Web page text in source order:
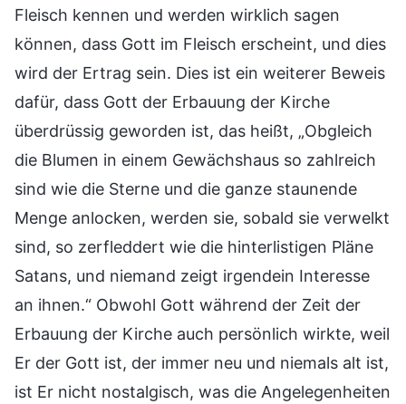
Fleisch kennen und werden wirklich sagen
können, dass Gott im Fleisch erscheint, und dies
wird der Ertrag sein. Dies ist ein weiterer Beweis
dafür, dass Gott der Erbauung der Kirche
überdrüssig geworden ist, das heißt, „Obgleich
die Blumen in einem Gewächshaus so zahlreich
sind wie die Sterne und die ganze staunende
Menge anlocken, werden sie, sobald sie verwelkt
sind, so zerfleddert wie die hinterlistigen Pläne
Satans, und niemand zeigt irgendein Interesse
an ihnen.“ Obwohl Gott während der Zeit der
Erbauung der Kirche auch persönlich wirkte, weil
Er der Gott ist, der immer neu und niemals alt ist,
ist Er nicht nostalgisch, was die Angelegenheiten